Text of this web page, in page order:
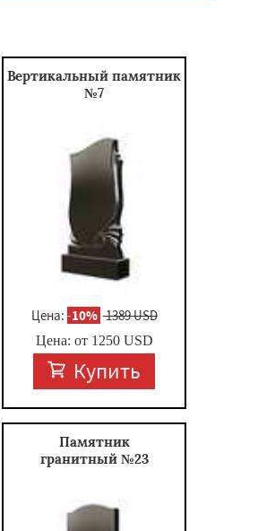
Вертикальный памятник
№7
Цена: -10% 1389 USD
Цена: от 1250USD
Купить
Памятник
гранитный №23